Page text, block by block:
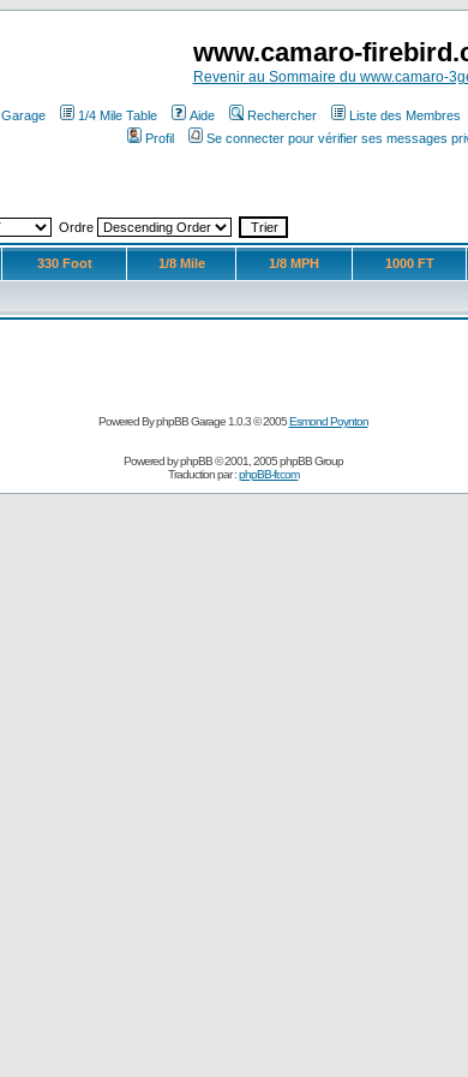
www.camaro-
Revenir au Sommaire du www.camaro-
Garage 1/4 Mile Table Aide Rechercher Liste des Membres
Profil
Se connecter pour vérifier ses messages
Ordre
330 Foot 1/8 Mile 1/8 MPH 1000 FT
Powered By phpBB Garage 1.0.3 © 2005Esmond Poynton
Powered byphpBB© 2001, 2005 phpBB Group
Traduction par :phpBB-fr.com